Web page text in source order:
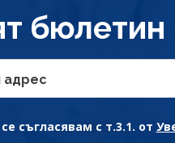
бюлетин
адрес
съгласявам с т.3.1. от